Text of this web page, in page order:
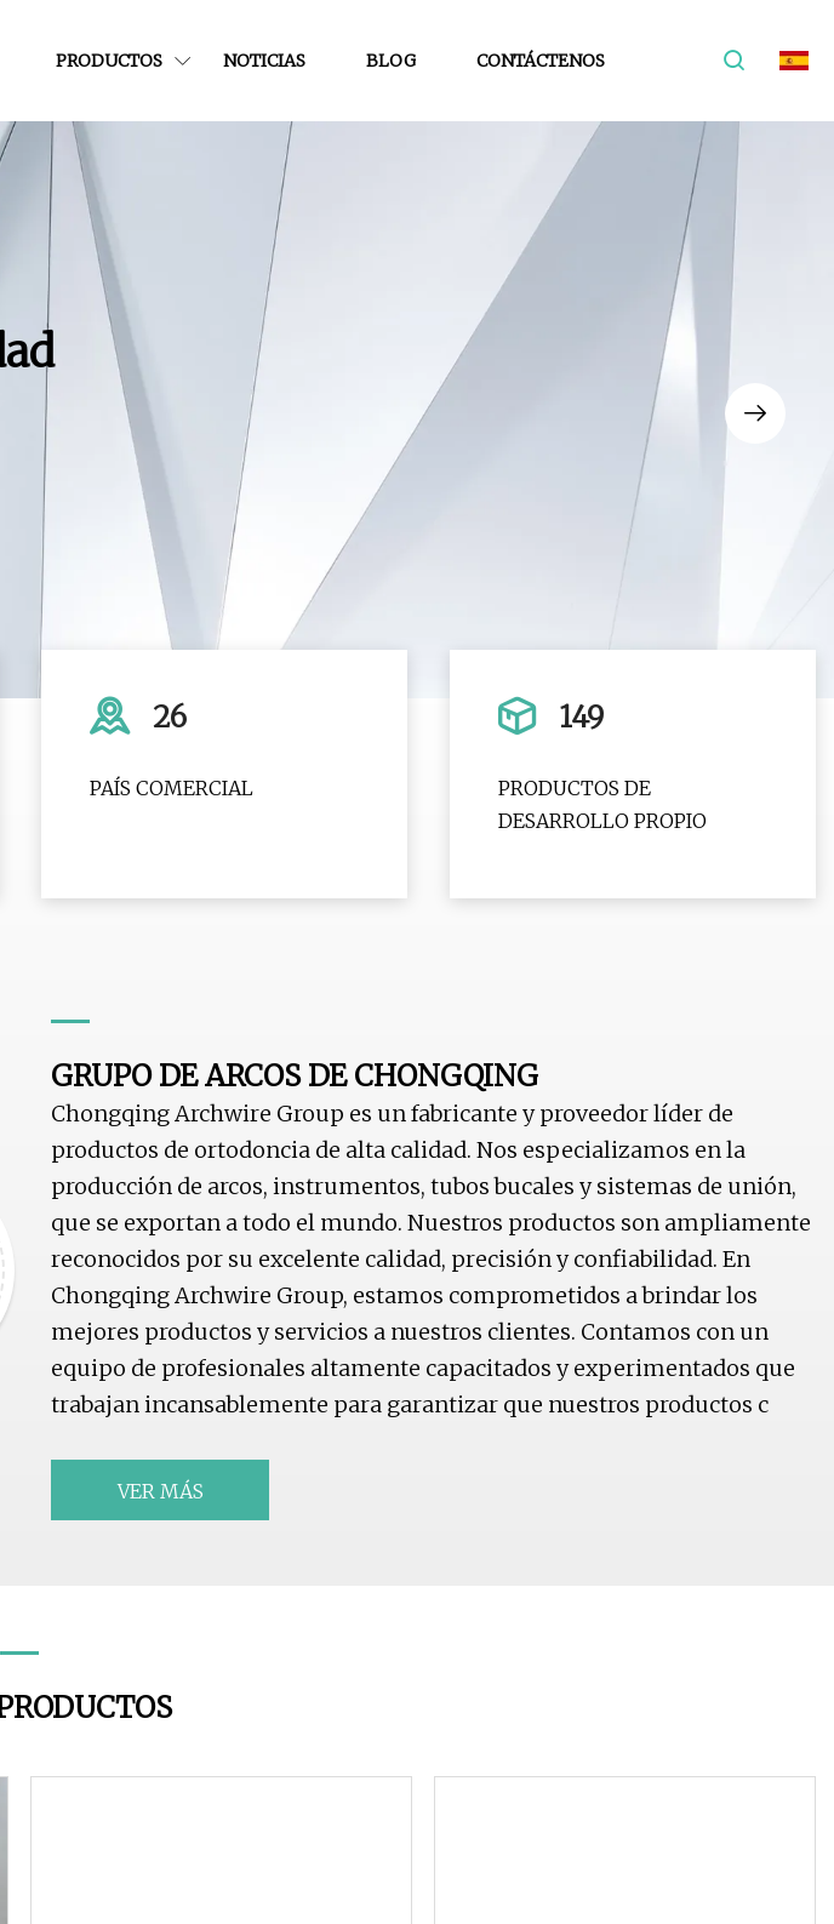
PRODUCTOS NOTICIAS BLOG CONTÁCTENOS
26
PAÍS COMERCIAL
149
PRODUCTOS DE
DESARROLLO PROPIO
GRUPO DE ARCOS DE CHONGQING
Chongqing Archwire Group es un fabricante y proveedor líder de
productos de ortodoncia de alta calidad. Nos especializamos en la
producción de arcos, instrumentos, tubos bucales y sistemas de unión,
que se exportan a todo el mundo. Nuestros productos son ampliamente
reconocidos por su excelente calidad, precisión y confiabilidad. En
Chongqing Archwire Group, estamos comprometidos a brindar los
mejores productos y servicios a nuestros clientes. Contamos con un
equipo de profesionales altamente capacitados y experimentados que
trabajan incansablemente para garantizar que nuestros productos c
VER MÁS